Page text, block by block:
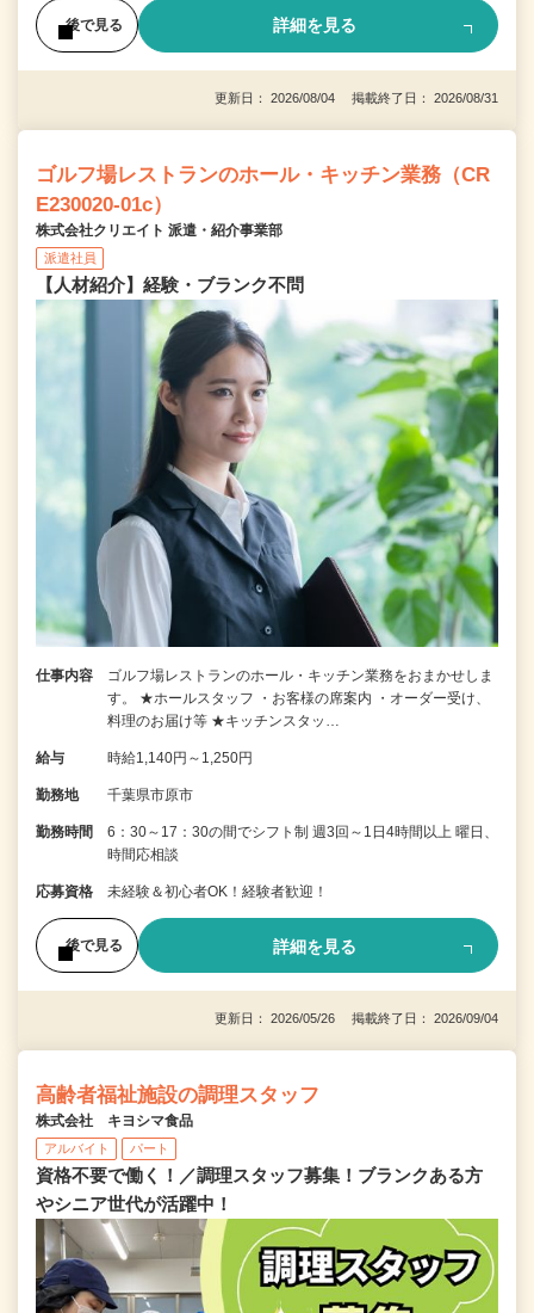
後で見る 詳細を見る
更新日： 2026/08/04 掲載終了日： 2026/08/31
ゴルフ場レストランのホール・キッチン業務（CR
E230020-01c）
株式会社クリエイト 派遣・紹介事業部
派遣社員
【人材紹介】経験・ブランク不問
仕事内容
ゴルフ場レストランのホール・キッチン業務をおまかせしま
す。 ★ホールスタッフ ・お客様の席案内 ・オーダー受け、
料理のお届け等 ★キッチンスタッ…
給与 時給1,140円～1,250円
勤務地 千葉県市原市
勤務時間
6：30～17：30の間でシフト制 週3回～1日4時間以上 曜日、
時間応相談
応募資格 未経験＆初心者OK！経験者歓迎！
後で見る 詳細を見る
更新日： 2026/05/26 掲載終了日： 2026/09/04
高齢者福祉施設の調理スタッフ
株式会社 キヨシマ食品
アルバイト パート
資格不要で働く！／調理スタッフ募集！ブランクある方
やシニア世代が活躍中！